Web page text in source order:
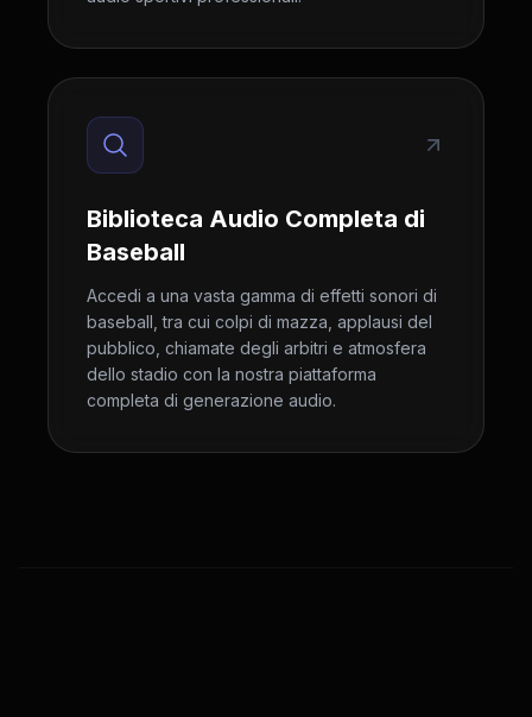
Biblioteca Audio Completa di
Baseball
Accedi a una vasta gamma di effetti sonori di
baseball, tra cui colpi di mazza, applausi del
pubblico, chiamate degli arbitri e atmosfera
dello stadio con la nostra piattaforma
completa di generazione audio.